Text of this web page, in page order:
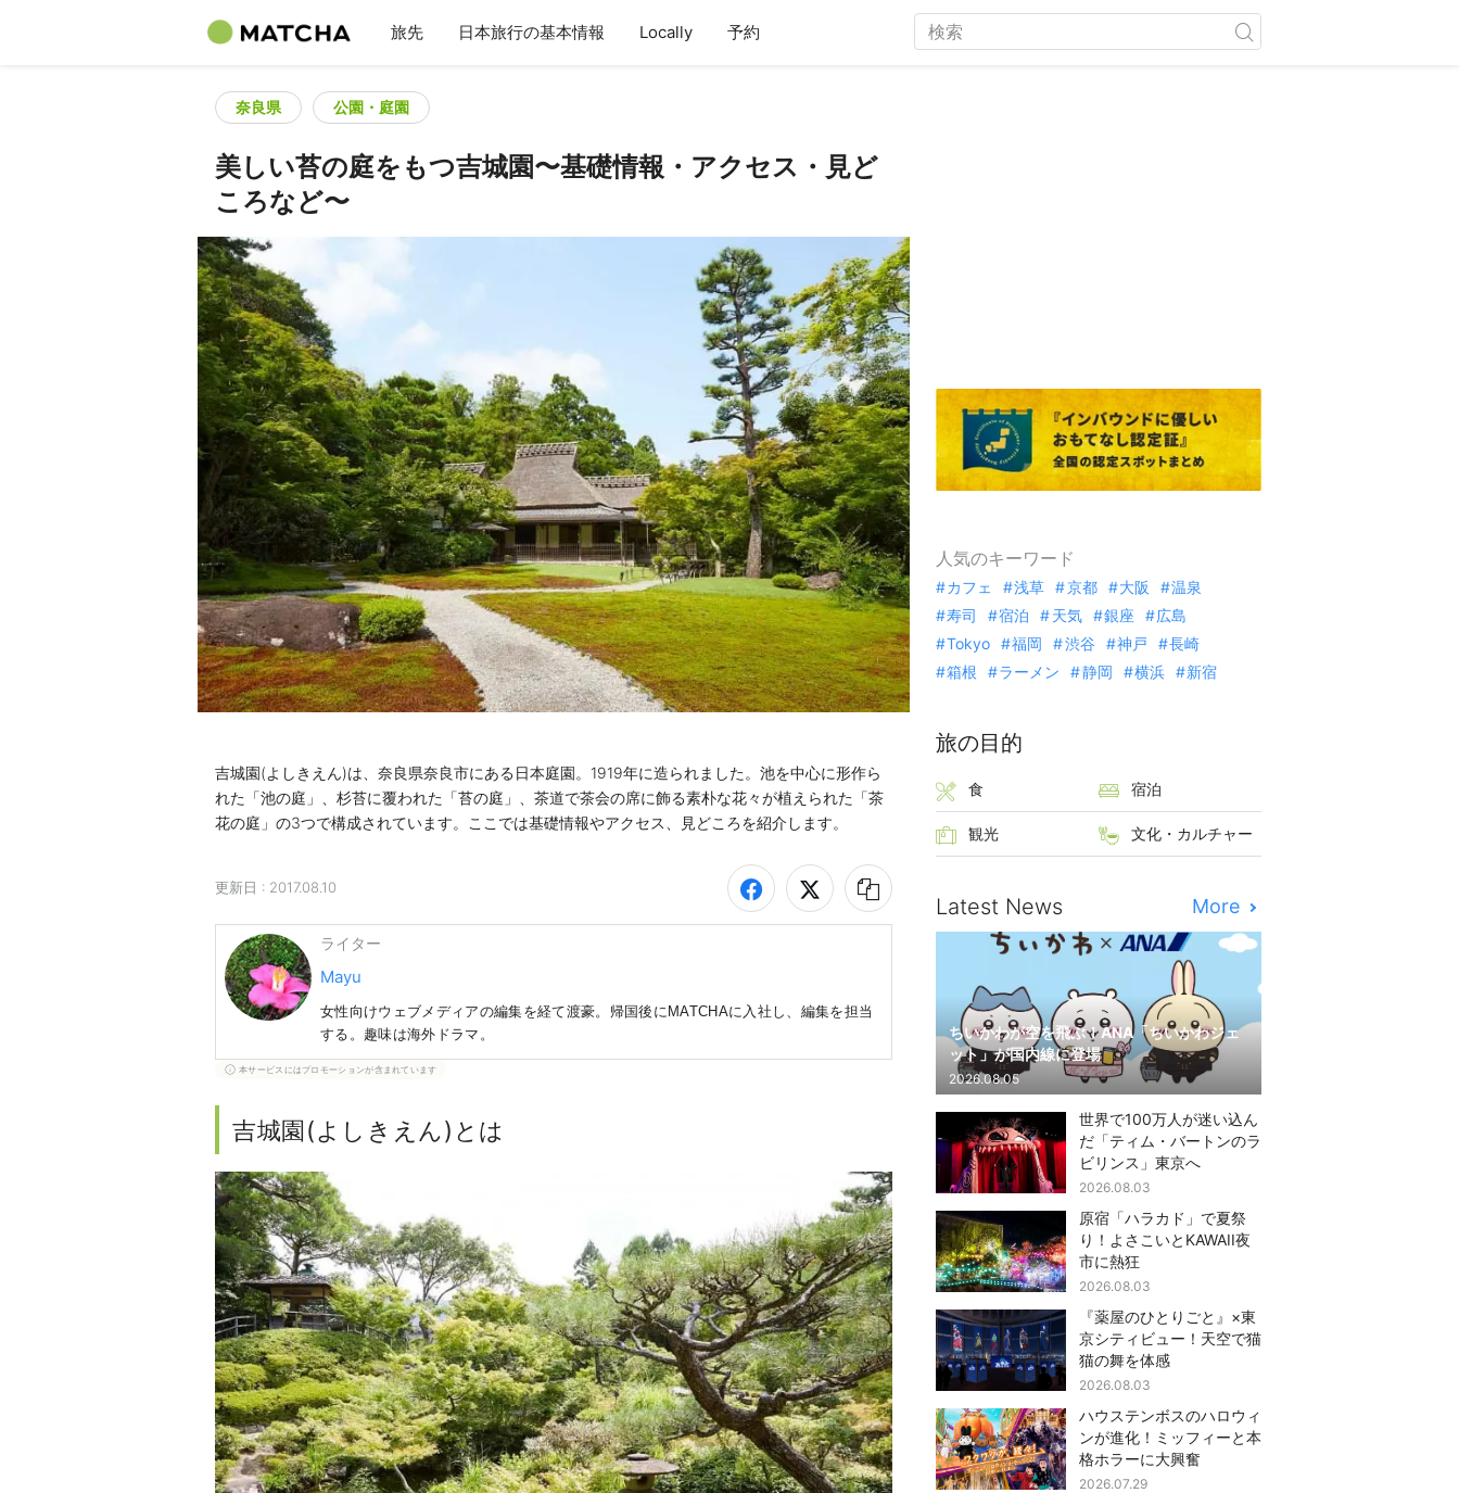
旅先 日本旅行の基本情報 Locally 予約
奈良県 公園・庭園
美しい苔の庭をもつ吉城園〜基礎情報・アクセス・見ど
ころなど〜
吉城園(よしきえん)は、奈良県奈良市にある日本庭園。1919年に造られました。池を中心に形作ら
れた「池の庭」、杉苔に覆われた「苔の庭」、茶道で茶会の席に飾る素朴な花々が植えられた「茶
花の庭」の3つで構成されています。ここでは基礎情報やアクセス、見どころを紹介します。
更新日 : 2017.08.10
ライター
Mayu
女性向けウェブメディアの編集を経て渡豪。帰国後にMATCHAに入社し、編集を担当
する。趣味は海外ドラマ。
本サービスにはプロモーションが含まれています
吉城園 (よしきえん)とは
人気のキーワード
カフェ 浅草 京都 大阪
温泉
寿司
宿泊 天気 銀座
広島
Tokyo
福岡 渋谷 神戸
長崎
箱根
ラーメン 静岡 横浜 新宿
旅の目的
食 宿泊
観光 文化・カルチャー
Latest News More
ちいかわが空を飛ぶ！ANA「ちいかわジェ
ット」が国内線に登場
2026.08.05
世界で100万人が迷い込ん
だ「ティム・バートンのラ
ビリンス」東京へ
2026.08.03
原宿「ハラカド」で夏祭
り！よさこいとKAWAII夜
市に熱狂
2026.08.03
『薬屋のひとりごと』×東
京シティビュー！天空で猫
猫の舞を体感
2026.08.03
ハウステンボスのハロウィ
ンが進化！ミッフィーと本
格ホラーに大興奮
2026.07.29